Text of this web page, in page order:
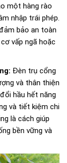
một hàng rào
nhập trái phép.
bảo an toàn
vấp ngã hoặc
Đèn trụ cổng
và thân thiện
hầu hết năng
và tiết kiệm chi
là cách giúp
bền vững và